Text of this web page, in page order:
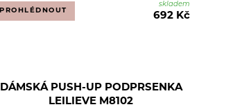
PROHLÉDNOUT
skladem
692 Kč
DÁMSKÁ PUSH-UP PODPRSENKA
LEILIEVE M8102